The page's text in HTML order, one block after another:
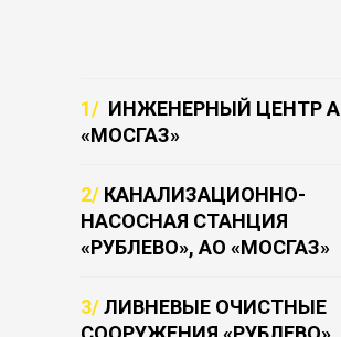
1/ ИНЖЕНЕРНЫЙ ЦЕНТР
«МОСГАЗ»
2/ КАНАЛИЗАЦИОННО-
НАСОСНАЯ СТАНЦИЯ
«РУБЛЕВО», АО «МОСГАЗ»
3/ЛИВНЕВЫЕ ОЧИСТНЫЕ